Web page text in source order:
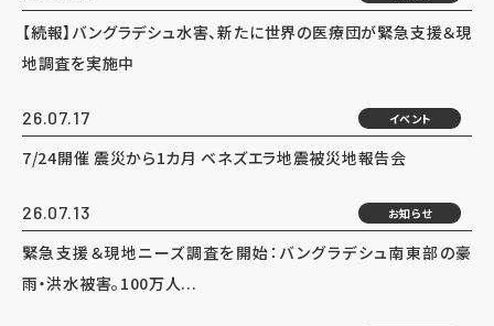
【続報】バングラデシュ水害、新たに世界の医療団が緊急支援＆現
地調査を実施中
26.07.17 イベント
7/24開催 震災から1カ月 ベネズエラ地震被災地報告会
26.07.13 お知らせ
緊急支援＆現地ニーズ調査を開始：バングラデシュ南東部の豪
雨・洪水被害。100万人...